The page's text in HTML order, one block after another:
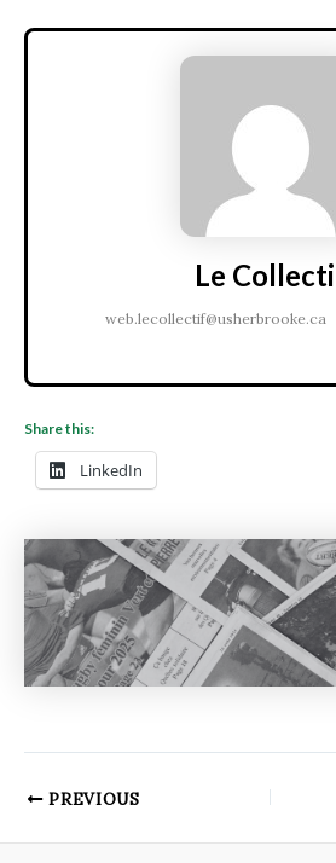
Le
web.lecollectif@usherbrooke.ca
Share this:
LinkedIn
PREVIOUS